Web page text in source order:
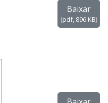
Baixar
(pdf, 896 KB)